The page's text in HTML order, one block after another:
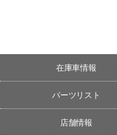
在庫車情報
パーツリスト
店舗情報